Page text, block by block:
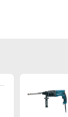
Провод ПВС 2х2,5 (кабель медный многожильный)